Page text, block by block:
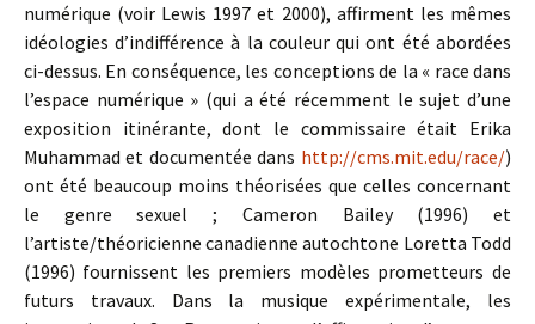
numérique (voir Lewis 1997 et 2000), affirment les mêmes
idéologies d’indifférence à la couleur qui ont été abordées
ci-dessus. En conséquence, les conceptions de la « race dans
l’espace numérique » (qui a été récemment le sujet d’une
exposition itinérante, dont le commissaire était Erika
Muhammad et documentée dans http://cms.mit.edu/race/)
ont été beaucoup moins théorisées que celles concernant
le genre sexuel ; Cameron Bailey (1996) et
l’artiste/théoricienne canadienne autochtone Loretta Todd
(1996) fournissent les premiers modèles prometteurs de
futurs travaux. Dans la musique expérimentale, les